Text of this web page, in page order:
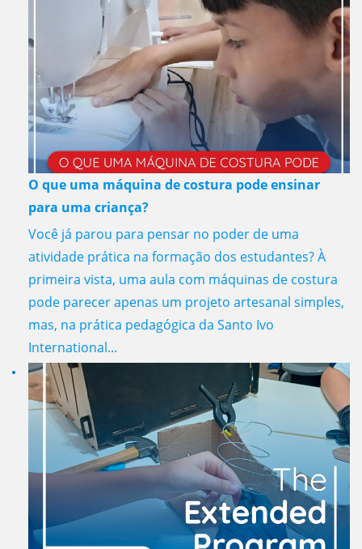
O que uma máquina de costura pode ensinar
para uma criança?
Você já parou para pensar no poder de uma
atividade prática na formação dos estudantes? À
primeira vista, uma aula com máquinas de costura
pode parecer apenas um projeto artesanal simples,
mas, na prática pedagógica da Santo Ivo
International...